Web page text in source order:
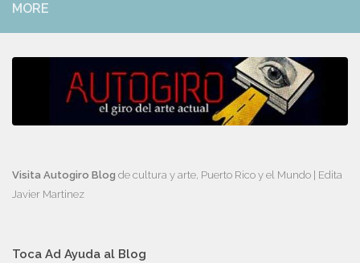
MORE
Visita Autogiro Blog de cultura y arte, Puerto Rico y el Mundo | Edita
Javier Martinez
Toca Ad Ayuda al Blog